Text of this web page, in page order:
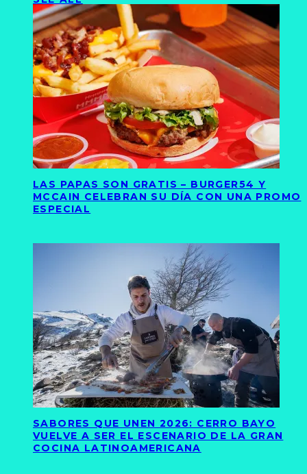
LAS PAPAS SON GRATIS – BURGER54 Y
MCCAIN CELEBRAN SU DÍA CON UNA PROMO
ESPECIAL
SABORES QUE UNEN 2026: CERRO BAYO
VUELVE A SER EL ESCENARIO DE LA GRAN
COCINA LATINOAMERICANA